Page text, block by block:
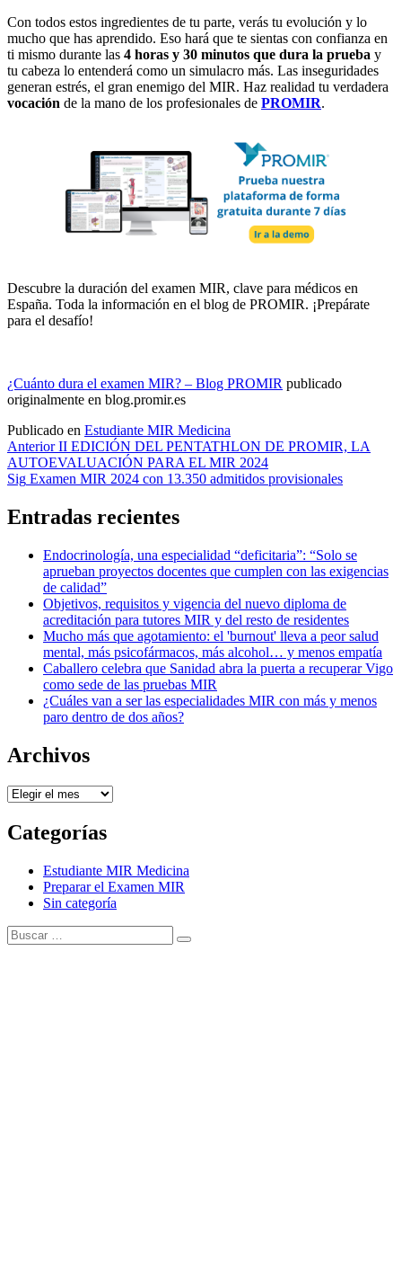
Con todos estos ingredientes de tu parte, verás tu evolución y lo
mucho que has aprendido. Eso hará que te sientas con confianza en
ti mismo durante las 4 horas y 30 minutos que dura la prueba y
tu cabeza lo entenderá como un simulacro más. Las inseguridades
generan estrés, el gran enemigo del MIR. Haz realidad tu verdadera
vocación de la mano de los profesionales de PROMIR.
Descubre la duración del examen MIR, clave para médicos en
España. Toda la información en el blog de PROMIR. ¡Prepárate
para el desafío!
¿Cuánto dura el examen MIR? – Blog PROMIR publicado
originalmente en blog.promir.es
Publicado en Estudiante MIR Medicina
Navegación
de
Anterior II EDICIÓN DEL PENTATHLON DE PROMIR, LA
AUTOEVALUACIÓN PARA EL MIR 2024
Sig Examen MIR 2024 con 13.350 admitidos provisionales
Entradas recientes
Endocrinología, una especialidad “deficitaria”: “Solo se
aprueban proyectos docentes que cumplen con las exigencias
de calidad”
Objetivos, requisitos y vigencia del nuevo diploma de
acreditación para tutores MIR y del resto de residentes
Mucho más que agotamiento: el 'burnout' lleva a peor salud
mental, más psicofármacos, más alcohol… y menos empatía
Caballero celebra que Sanidad abra la puerta a recuperar Vigo
como sede de las pruebas MIR
¿Cuáles van a ser las especialidades MIR con más y menos
paro dentro de dos años?
Archivos
Archivos
Categorías
Estudiante MIR Medicina
Preparar el Examen MIR
Sin categoría
Buscar:
Buscar